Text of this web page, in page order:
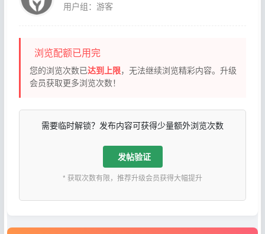
用户组：游客
浏览配额已用完
您的浏览次数已达到上限，无法继续浏览精彩内容。升级
会员获取更多浏览次数！
需要临时解锁？发布内容可获得少量额外浏览次数
发帖验证
* 获取次数有限，推荐升级会员获得大幅提升